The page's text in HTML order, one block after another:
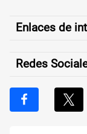
Enlaces de
Redes